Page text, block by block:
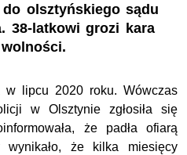
olsztyńskiego sądu
38-latkowi grozi kara
w lipcu 2020 roku. Wówczas
w Olsztynie zgłosiła się
że padła ofiarą
że kilka miesięcy